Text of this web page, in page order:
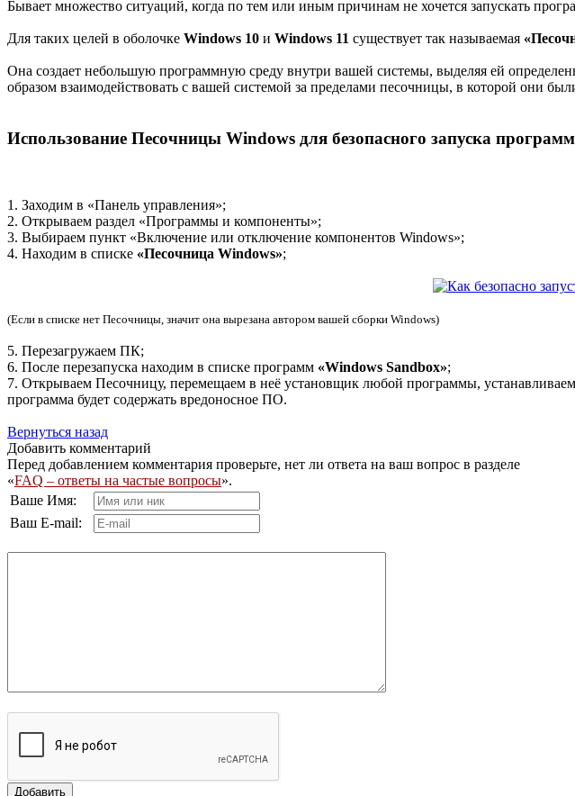
Бывает множество ситуаций, когда по тем или иным причинам не хочется запускать
Для таких целей в оболочке Windows 10 и Windows 11 существует так называемая
Она создает небольшую программную среду внутри вашей системы, выделяя ей
образом взаимодействовать с вашей системой за пределами песочницы, в которой они
Использование Песочницы Windows для безопасного запуска программ
1. Заходим в «Панель управления»;
2. Открываем раздел «Программы и компоненты»;
3. Выбираем пункт «Включение или отключение компонентов Windows»;
4. Находим в списке «Песочница Windows»;
(Если в списке нет Песочницы, значит она вырезана автором вашей сборки Windows)
5. Перезагружаем ПК;
6. После перезапуска находим в списке программ «Windows Sandbox»;
7. Открываем Песочницу, перемещаем в неё установщик любой программы,
программа будет содержать вредоносное ПО.
Вернуться назад
Добавить комментарий
Перед добавлением комментария проверьте, нет ли ответа на ваш вопрос в разделе
«FAQ – ответы на частые вопросы».
Ваше Имя:
Ваш E-mail:
Добавить